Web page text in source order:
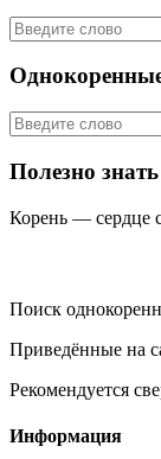
Полезно знать
Корень — сердце
Поиск
Приведённые на
Рекомендуется
Информация